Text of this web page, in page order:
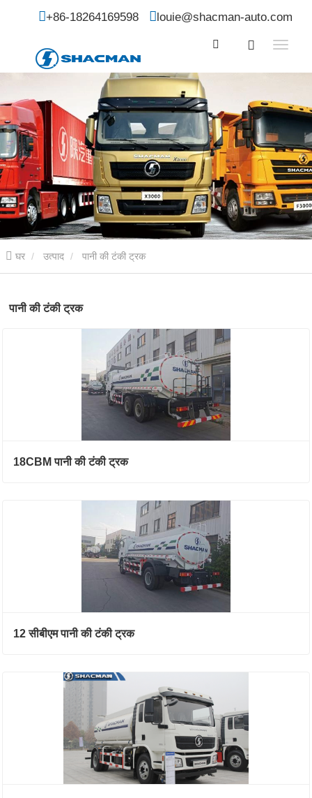
+86-18264169598 louie@shacman-auto.com
घर उत्पाद पानी की टंकी ट्रक
पानी की टंकी ट्रक
18CBM पानी की टंकी ट्रक
12 सीबीएम पानी की टंकी ट्रक